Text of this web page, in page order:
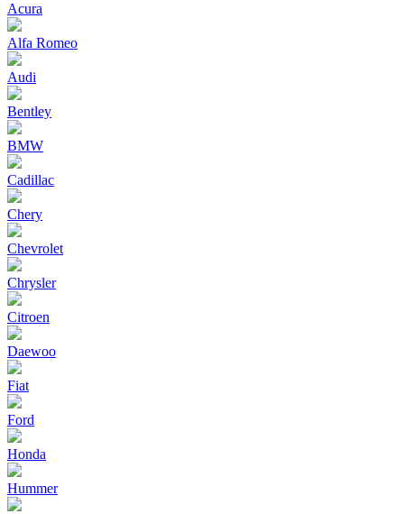
Acura
Alfa Romeo
Audi
Bentley
BMW
Cadillac
Chery
Chevrolet
Chrysler
Citroen
Daewoo
Fiat
Ford
Honda
Hummer